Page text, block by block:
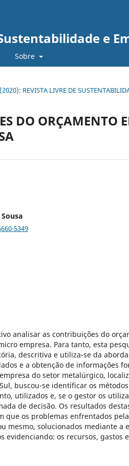
e
Sobre
REVISTA LIVRE DE
DO ORÇAMENTO
5349
analisar as contribuições do
empresa. Para tanto, esta
descritiva e utiliza-se da
e a obtenção de informações
do setor metalúrgico,
buscou-se identificar os
utilizados e, se o gestor os
de decisão. Os resultados
que os problemas enfrentados
mesmo, solucionados mediante a
evidenciando: os recursos, gastos